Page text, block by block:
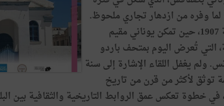
وفره من ازدهار تجاري ملحوظ.
كما استُحضر حدث بارز يعود إلى سنة 1907، حين تمكن يوناني مقيم
تُعرض اليوم بمتحف باردو
ولم يغفل اللقاء الإشارة إلى سنة
توثق لأكثر من قرن من تاريخ
خطوة تعكس عمق الروابط التاريخية والثقافية بين